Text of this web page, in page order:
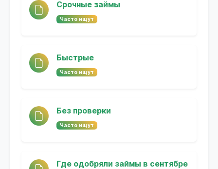
Срочные займы
Часто ищут
Быстрые
Часто ищут
Без проверки
Часто ищут
Где одобряли займы в сентябре